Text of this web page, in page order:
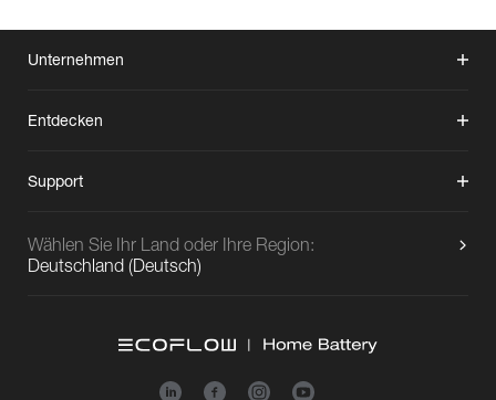
Unternehmen
Entdecken
Support
Wählen Sie Ihr Land oder Ihre Region:
Deutschland (Deutsch)